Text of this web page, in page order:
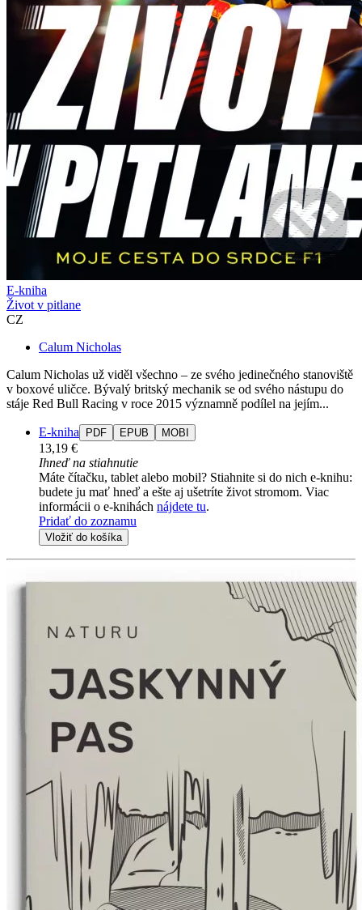
E-kniha
Život v pitlane
CZ
Calum Nicholas
Calum Nicholas už viděl všechno – ze svého jedinečného stanoviště
v boxové uličce. Bývalý britský mechanik se od svého nástupu do
stáje Red Bull Racing v roce 2015 významně podílel na jejím...
E-kniha PDF EPUB MOBI
13,19 €
Ihneď na stiahnutie
Máte čítačku, tablet alebo mobil? Stiahnite si do nich e-knihu:
budete ju mať hneď a ešte aj ušetríte život stromom. Viac
informácii o e-knihách nájdete tu.
Pridať do zoznamu
Vložiť do košíka